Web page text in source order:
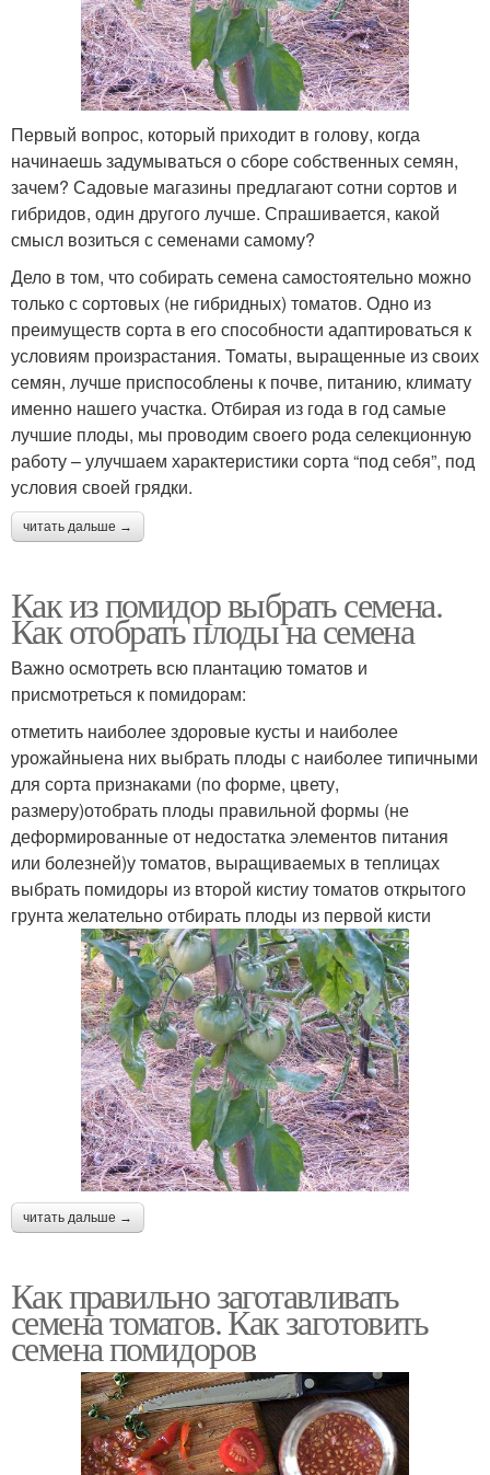
Первый вопрос, который приходит в голову, когда
начинаешь задумываться о сборе собственных семян,
зачем? Садовые магазины предлагают сотни сортов и
гибридов, один другого лучше. Спрашивается, какой
смысл возиться с семенами самому?
Дело в том, что собирать семена самостоятельно можно
только с сортовых (не гибридных) томатов. Одно из
преимуществ сорта в его способности адаптироваться к
условиям произрастания. Томаты, выращенные из своих
семян, лучше приспособлены к почве, питанию, климату
именно нашего участка. Отбирая из года в год самые
лучшие плоды, мы проводим своего рода селекционную
работу – улучшаем характеристики сорта “под себя”, под
условия своей грядки.
читать дальше →
Как из помидор выбрать семена.
Как отобрать плоды на семена
Важно осмотреть всю плантацию томатов и
присмотреться к помидорам:
отметить наиболее здоровые кусты и наиболее
урожайныена них выбрать плоды с наиболее типичными
для сорта признаками (по форме, цвету,
размеру)отобрать плоды правильной формы (не
деформированные от недостатка элементов питания
или болезней)у томатов, выращиваемых в теплицах
выбрать помидоры из второй кистиу томатов открытого
грунта желательно отбирать плоды из первой кисти
читать дальше →
Как правильно заготавливать
семена томатов. Как заготовить
семена помидоров